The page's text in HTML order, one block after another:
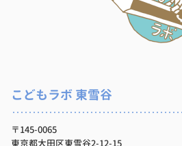
こどもラボ 東雪谷
〒145-0065
東京都大田区東雪谷2-12-15